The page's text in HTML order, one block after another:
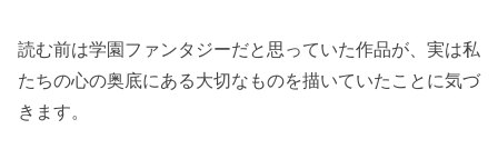
読む前は学園ファンタジーだと思っていた作品が、実は私
たちの心の奥底にある大切なものを描いていたことに気づ
きます。